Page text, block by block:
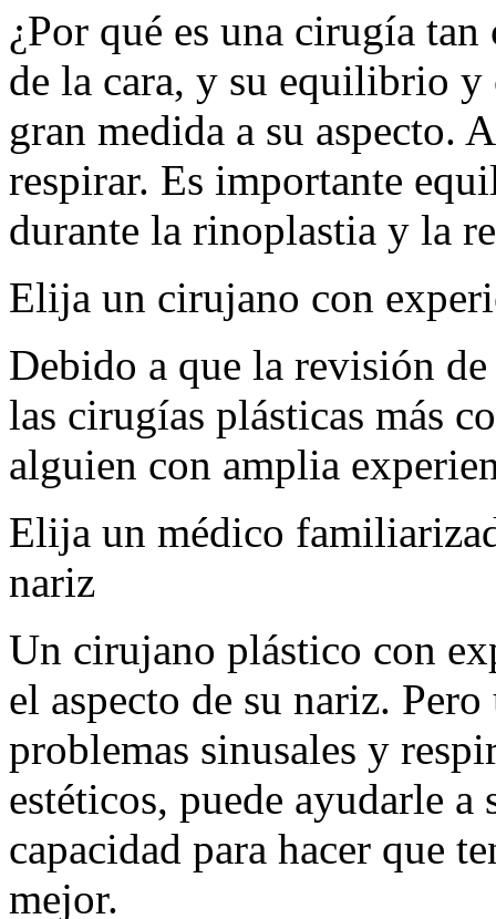
¿Por qué es una cirugía
de la cara, y su equilibrio y
gran medida a su aspecto.
respirar. Es importante
durante la rinoplastia y la
Elija un cirujano con
Debido a que la revisión
las cirugías plásticas más
alguien con amplia
Elija un médico
nariz
Un cirujano plástico con
el aspecto de su nariz.
problemas sinusales y
estéticos, puede ayudarle a
capacidad para hacer que
mejor.